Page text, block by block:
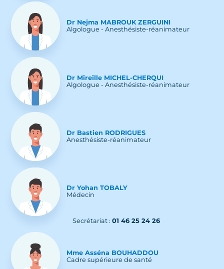
Dr Nejma MABROUK ZERGUINI
Algologue - Anesthésiste-réanimateur
Dr Mireille MICHEL-CHERQUI
Algologue - Anesthésiste-réanimateur
Dr Bastien RODRIGUES
Anesthésiste-réanimateur
Dr Yohan TOBALY
Médecin
Secrétariat : 01 46 25 24 26
Mme Asséna BOUHADDOU
Cadre supérieure de santé